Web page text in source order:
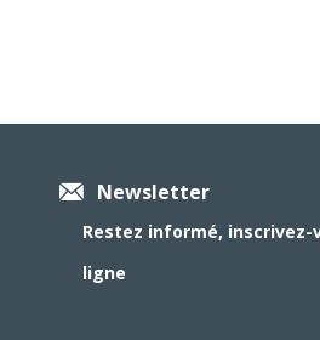
Newsletter
Restez informé,
ligne